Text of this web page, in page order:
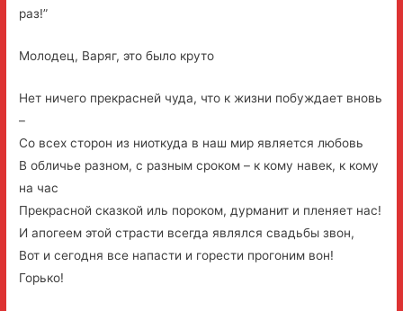
раз!”
Молодец, Варяг, это было круто
Нет ничего прекрасней чуда, что к жизни побуждает вновь
–
Со всех сторон из ниоткуда в наш мир является любовь
В обличье разном, с разным сроком – к кому навек, к кому
на час
Прекрасной сказкой иль пороком, дурманит и пленяет нас!
И апогеем этой страсти всегда являлся свадьбы звон,
Вот и сегодня все напасти и горести прогоним вон!
Горько!